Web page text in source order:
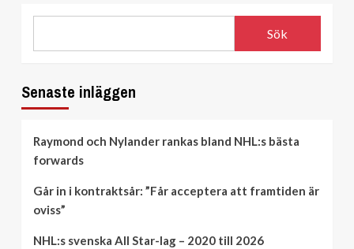
Sök
Senaste inläggen
Raymond och Nylander rankas bland NHL:s bästa
forwards
Går in i kontraktsår: ”Får acceptera att framtiden är
oviss”
NHL:s svenska All Star-lag – 2020 till 2026